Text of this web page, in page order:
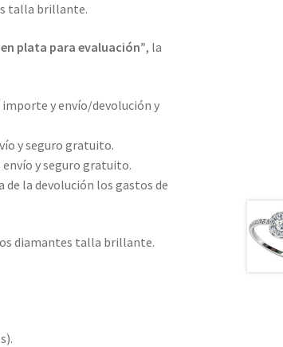
talla brillante.
plata para evaluación”, la
importe y envío/devolución y
y seguro gratuito.
envío y seguro gratuito.
de la devolución los gastos de
diamantes talla brillante.